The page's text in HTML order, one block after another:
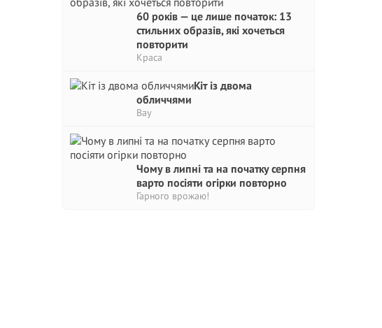
60 років — це лише початок: 13
стильних образів, які хочеться
повторити
Краса
Кіт із двома
обличчями
Вау
Чому в липні та на початку серпня
варто посіяти огірки повторно
Гарного врожаю!